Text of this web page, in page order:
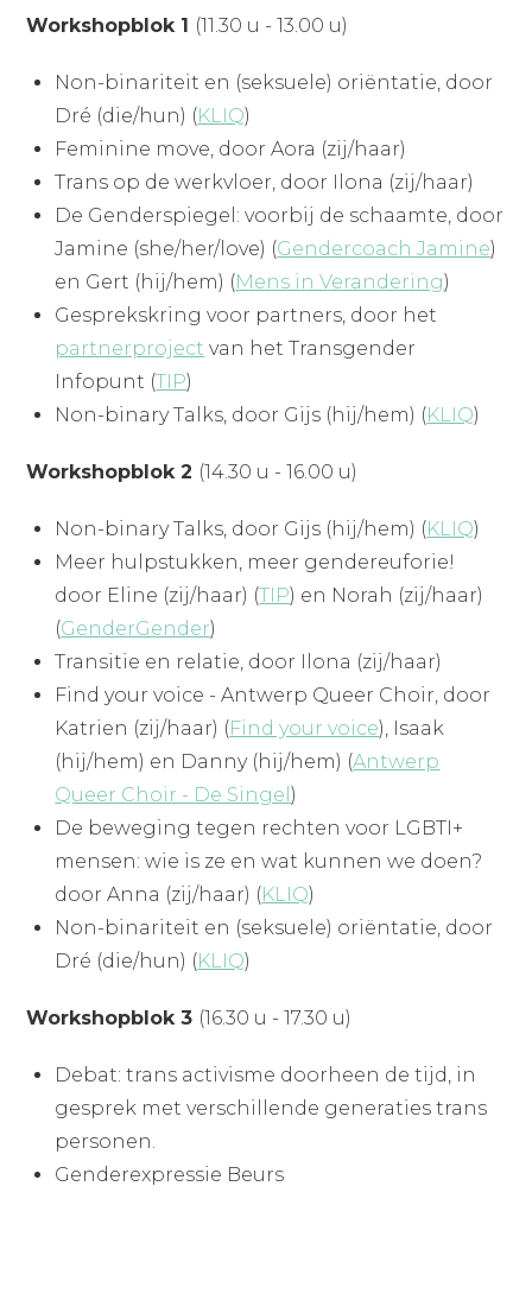
Workshopblok 1 (11.30 u - 13.00 u)
Non-binariteit en (seksuele) oriëntatie, door
Dré (die/hun) (KLIQ)
Feminine move, door Aora (zij/haar)
Trans op de werkvloer, door Ilona (zij/haar)
De Genderspiegel: voorbij de schaamte, door
Jamine (she/her/love) (Gendercoach Jamine)
en Gert (hij/hem) (Mens in Verandering)
Gesprekskring voor partners, door het
partnerproject van het Transgender
Infopunt (TIP)
Non-binary Talks, door Gijs (hij/hem) (KLIQ)
Workshopblok 2 (14.30 u - 16.00 u)
Non-binary Talks, door Gijs (hij/hem) (KLIQ)
Meer hulpstukken, meer gendereuforie!
door Eline (zij/haar) (TIP) en Norah (zij/haar)
(GenderGender)
Transitie en relatie, door Ilona (zij/haar)
Find your voice - Antwerp Queer Choir, door
Katrien (zij/haar) (Find your voice), Isaak
(hij/hem) en Danny (hij/hem) (Antwerp
Queer Choir - De Singel)
De beweging tegen rechten voor LGBTI+
mensen: wie is ze en wat kunnen we doen?
door Anna (zij/haar) (KLIQ)
Non-binariteit en (seksuele) oriëntatie, door
Dré (die/hun) (KLIQ)
Workshopblok 3 (16.30 u - 17.30 u)
Debat: trans activisme doorheen de tijd, in
gesprek met verschillende generaties trans
personen.
Genderexpressie Beurs